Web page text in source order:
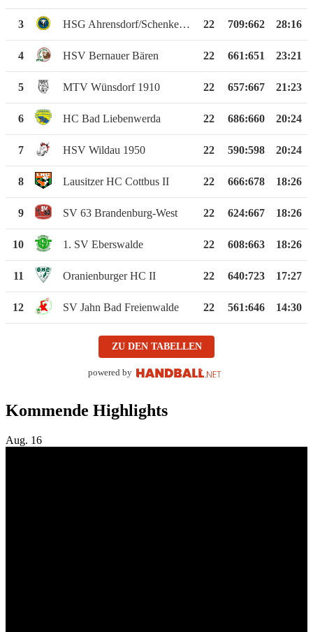
3 HSG Ahrensdorf/Schenkenhorst 22 709:662 28:16
4 HSV Bernauer Bären 22 661:651 23:21
5 MTV Wünsdorf 1910 22 657:667 21:23
6 HC Bad Liebenwerda 22 686:660 20:24
7 HSV Wildau 1950 22 590:598 20:24
8 Lausitzer HC Cottbus II 22 666:678 18:26
9 SV 63 Brandenburg-West 22 624:667 18:26
10 1. SV Eberswalde 22 608:663 18:26
11 Oranienburger HC II 22 640:723 17:27
12 SV Jahn Bad Freienwalde 22 561:646 14:30
ZU DEN TABELLEN
powered by
Kommende Highlights
Aug. 16